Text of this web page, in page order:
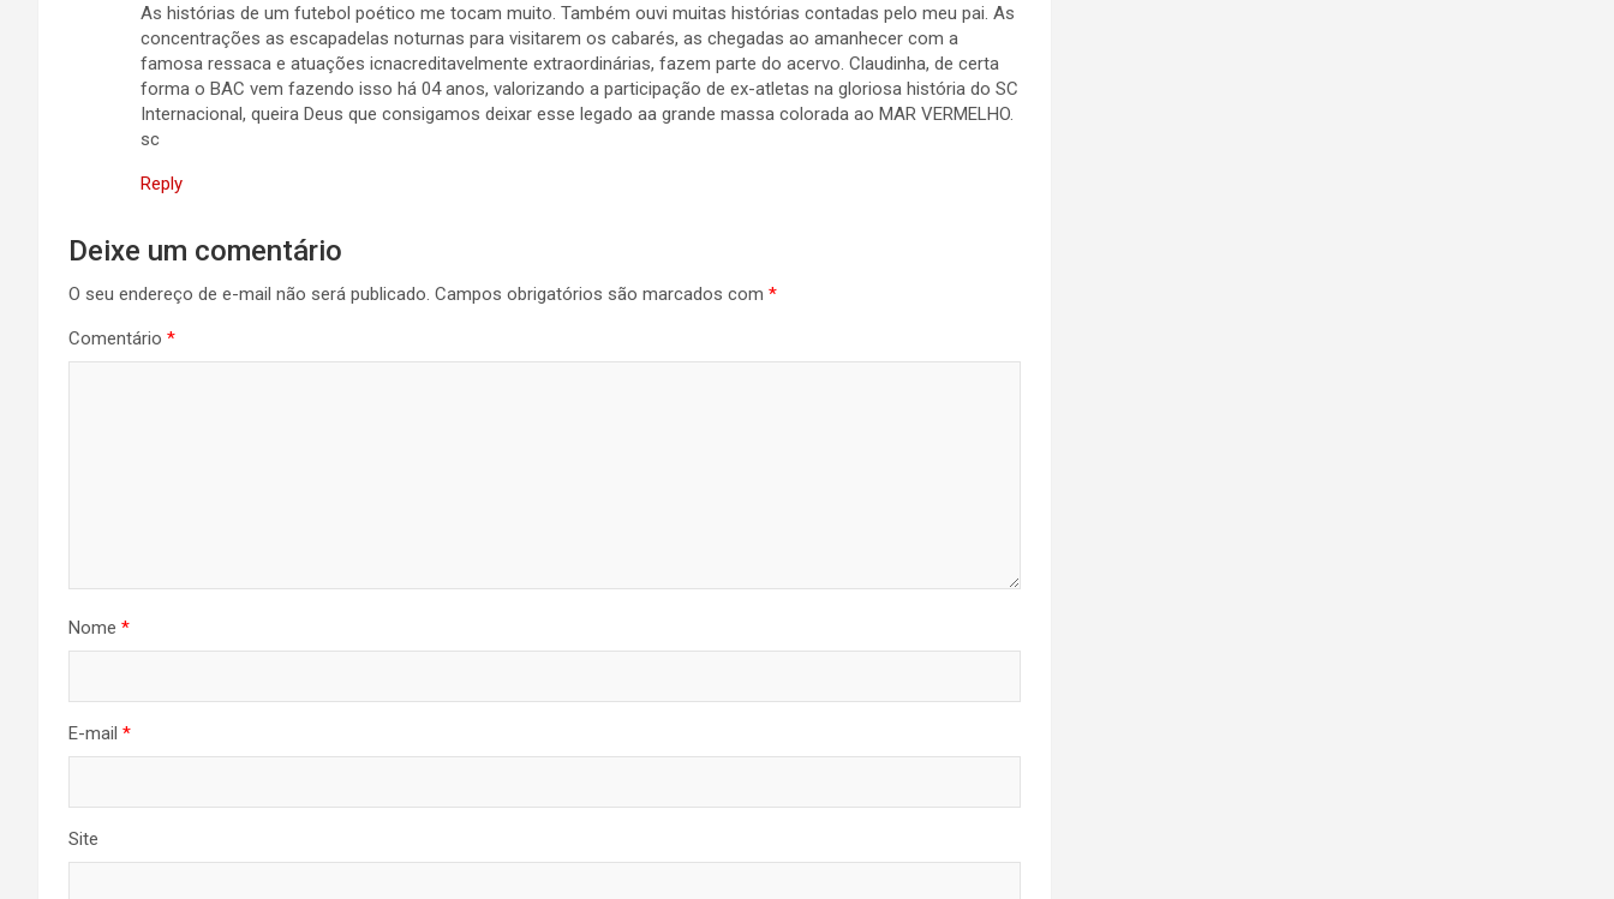
As histórias de um futebol poético me tocam muito. Também ouvi muitas histórias contadas pelo meu pai. As
concentrações as escapadelas noturnas para visitarem os cabarés, as chegadas ao amanhecer com a
famosa ressaca e atuações icnacreditavelmente extraordinárias, fazem parte do acervo. Claudinha, de certa
forma o BAC vem fazendo isso há 04 anos, valorizando a participação de ex-atletas na gloriosa história do SC
Internacional, queira Deus que consigamos deixar esse legado aa grande massa colorada ao MAR VERMELHO.
sc
Reply
Deixe um comentário
O seu endereço de e-mail não será publicado. Campos obrigatórios são marcados com *
Comentário *
Nome *
E-mail *
Site